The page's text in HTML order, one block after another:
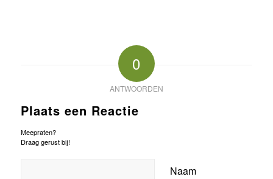
0
ANTWOORDEN
Plaats een Reactie
Meepraten?
Draag gerust bij!
Naam